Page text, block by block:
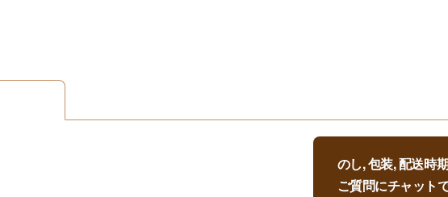
のし, 包装, 配送時
ご質問にチャット